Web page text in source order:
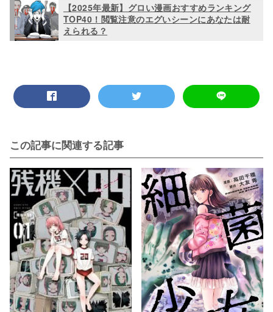
【2025年最新】グロい漫画おすすめランキング
TOP40！閲覧注意のエグいシーンにあなたは耐
えられる？
この記事に関連する記事